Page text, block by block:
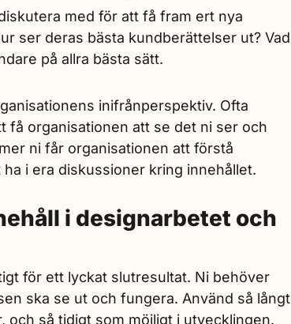
med för att få fram ert nya
ser deras bästa kundberättelser ut? Vad
på allra bästa sätt.
inifrånperspektiv. Ofta
få organisationen att se det ni ser och
ni får organisationen att förstå
i era diskussioner kring innehållet.
i designarbetet och
för ett lyckat slutresultat. Ni behöver
ska se ut och fungera. Använd så långt
och så tidigt som möjligt i utvecklingen.